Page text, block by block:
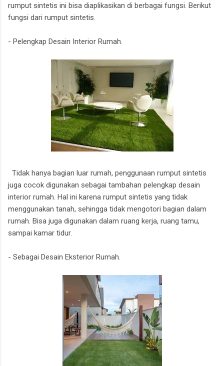
rumput sintetis ini bisa diaplikasikan di berbagai fungsi. Berikut
fungsi dari rumput sintetis.
- Pelengkap Desain Interior Rumah.
Tidak hanya bagian luar rumah, penggunaan rumput sintetis
juga cocok digunakan sebagai tambahan pelengkap desain
interior rumah. Hal ini karena rumput sintetis yang tidak
menggunakan tanah, sehingga tidak mengotori bagian dalam
rumah. Bisa juga digunakan dalam ruang kerja, ruang tamu,
sampai kamar tidur.
- Sebagai Desain Eksterior Rumah.